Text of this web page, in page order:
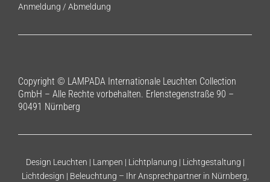
Anmeldung / Abmeldung
Copyright © LAMPADA Internationale Leuchten Collection
GmbH – Alle Rechte vorbehalten. Erlenstegenstraße 90 –
90491 Nürnberg
Design Leuchten | Lampen | Lichtplanung | Lichtgestaltung |
Lichtdesign | Beleuchtung – Ihr Ansprechpartner in Nürnberg,